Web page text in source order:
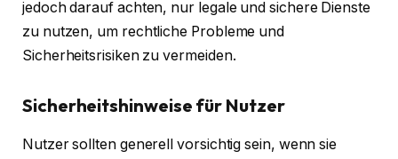
jedoch darauf achten, nur legale und sichere Dienste
zu nutzen, um rechtliche Probleme und
Sicherheitsrisiken zu vermeiden.
Sicherheitshinweise für Nutzer
Nutzer sollten generell vorsichtig sein, wenn sie